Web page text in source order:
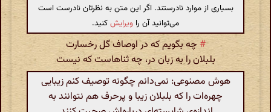
بسیاری از موارد نادرستند. اگر این متن به نظرتان نادرست است
می‌توانید آن را ویرایشکنید.
# چه بگویم که در اوصاف گل رخسارت
بلبلان را به زبان در، چه ثناهاست که نیست
هوش مصنوعی: نمی‌دانم چگونه توصیف کنم زیبایی
چهره‌ات را که بلبلان زیبا و پرحرف هم نتوانند به